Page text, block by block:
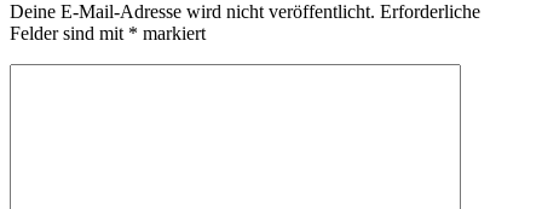
Deine E-Mail-Adresse wird nicht veröffentlicht. Erforderliche
Felder sind mit * markiert